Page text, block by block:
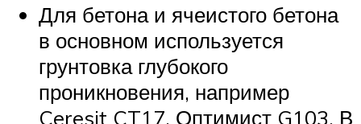
Для бетона и ячеистого бетона
в основном используется
грунтовка глубокого
проникновения, например
Ceresit CT17, Оптимист G103. В